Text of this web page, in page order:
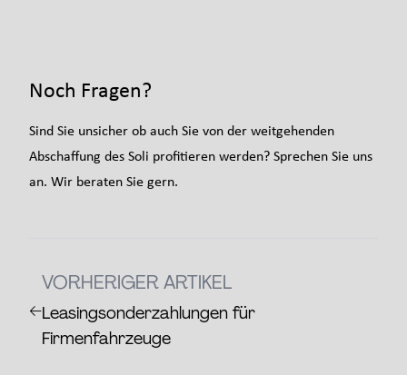
Noch Fragen?
Sind Sie unsicher ob auch Sie von der weitgehenden
Abschaffung des Soli profitieren werden? Sprechen Sie uns
an. Wir beraten Sie gern.
←
VORHERIGER ARTIKEL
Leasingsonderzahlungen für
Firmenfahrzeuge